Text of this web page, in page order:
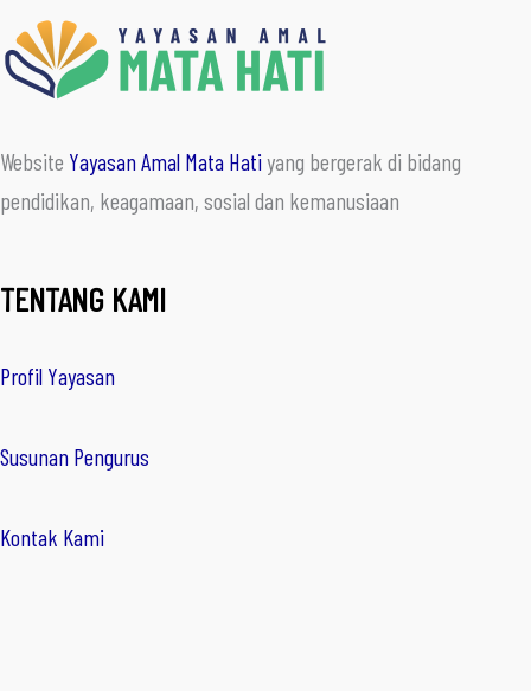
Website Yayasan Amal Mata Hatiyang bergerak di bidang
pendidikan, keagamaan, sosial dan kemanusiaan
TENTANG KAMI
Profil Yayasan
Susunan Pengurus
Kontak Kami